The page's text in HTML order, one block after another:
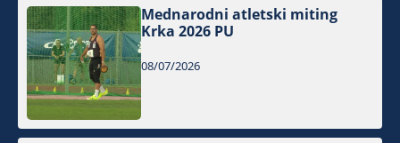
Mednarodni atletski miting
Krka 2026 PU
08/07/2026